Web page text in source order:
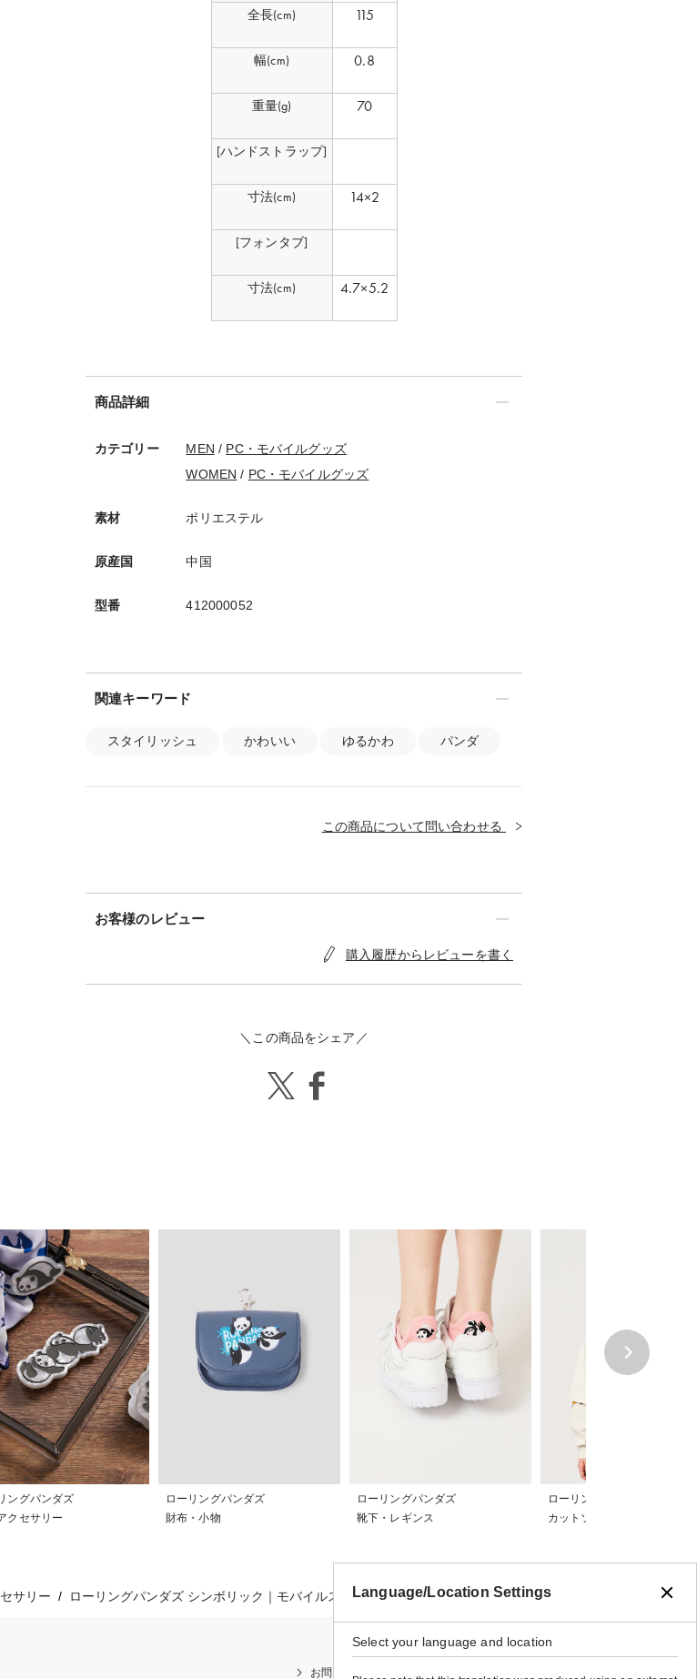
全長(cm)
幅(cm)
重量(g)
[ハンドストラップ]
寸法(cm)
[フォンタブ]
寸法(cm)
115
0.8
70
14×2
4.7×5.2
商品詳細
カテゴリー MEN / PC・モバイルグッズ
WOMEN / PC・モバイルグッズ
素材 ポリエステル
原産国 中国
型番 412000052
関連キーワード
スタイリッシュ かわいい ゆるかわ パンダ
この商品について問い合わせる
お客様のレビュー
購入履歴からレビューを書く
＼この商品をシェア／
ングパンダズ
クセサリー
ローリングパンダズ
財布・小物
ローリングパンダズ
靴下・レギンス
ローリングパンダズ
カットソー
サリー ローリングパンダズ シンボリック｜モバイルストラップ
お問い合わせ
Language/Location Settings
Select your language and location